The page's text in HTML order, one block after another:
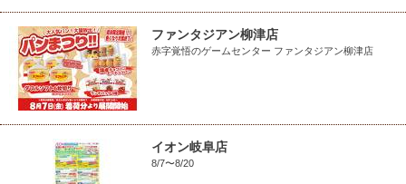
ファンタジアン柳津店
赤字覚悟のゲームセンター ファンタジアン柳津店
イオン岐阜店
8/7〜8/20